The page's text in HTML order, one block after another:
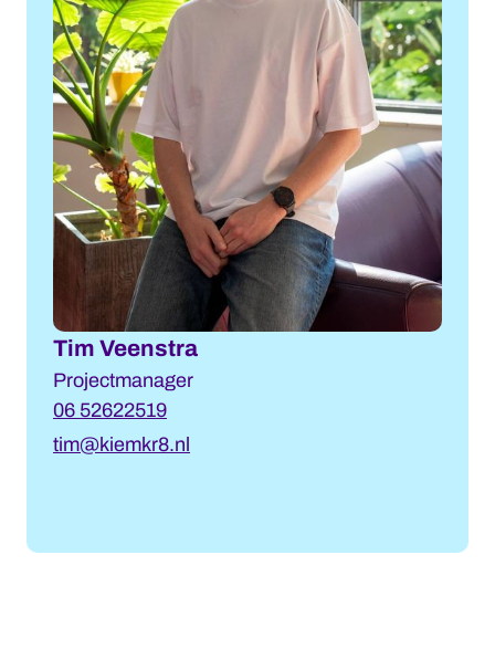
Tim Veenstra
Projectmanager
06 52622519
tim@kiemkr8.nl